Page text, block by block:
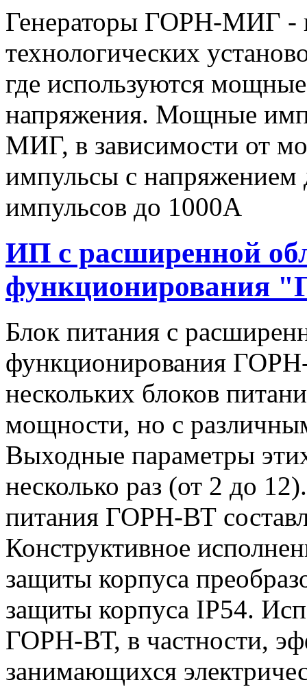
Генераторы ГОРН-МИГ -
технологических
где используются
напряжения. Мощные
МИГ, в зависимости от
импульсы c
импульсов до 1000А
ИП с расширенной
функционирования
Блок питания с
функционирования
нескольких блоков
мощности, но с
Выходные параметры
несколько раз (от 2 до
питания ГОРН-ВТ
Конструктивное
защиты корпуса
защиты корпуса IP54.
ГОРН-ВТ, в частности,
занимающихся